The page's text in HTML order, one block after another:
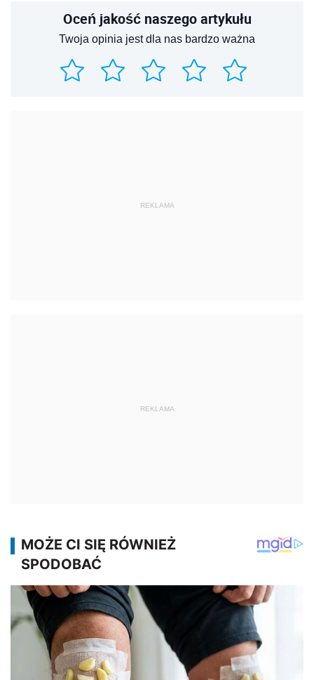
Oceń jakość naszego artykułu
Twoja opinia jest dla nas bardzo ważna
REKLAMA
REKLAMA